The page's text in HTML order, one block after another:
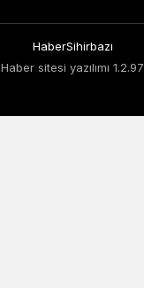
HaberSihirbazı
Haber sitesi yazılımı 1.2.97